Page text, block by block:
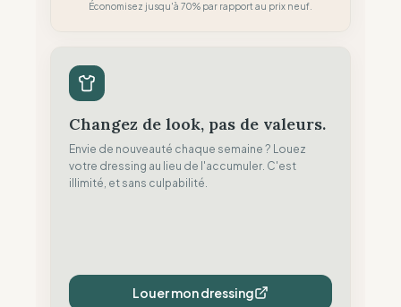
Économisez jusqu'à 70% par rapport au prix neuf.
Changez de look, pas de valeurs.
Envie de nouveauté chaque semaine ? Louez
votre dressing au lieu de l'accumuler. C'est
illimité, et sans culpabilité.
Louer mon dressing